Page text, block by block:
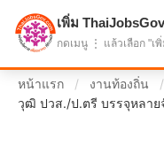
แบ่งปันโอกาส เพื่ออ
หน้าแรก / งานท้องถิ่น /
วุฒิ ปวส./ป.ตรี บรรจุหลาย
เพิ่ม
กดเมนู ⋮ แล้วเลือก "เ